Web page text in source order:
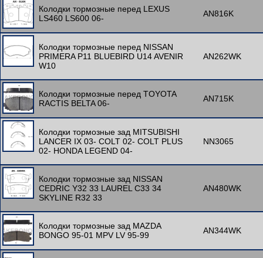
Колодки тормозные перед LEXUS
LS460 LS600 06-
AN816K
Колодки тормозные перед NISSAN
PRIMERA P11 BLUEBIRD U14 AVENIR
W10
AN262WK
Колодки тормозные перед TOYOTA
RACTIS BELTA 06-
AN715K
Колодки тормозные зад MITSUBISHI
LANCER IX 03- COLT 02- COLT PLUS
02- HONDA LEGEND 04-
NN3065
Колодки тормозные зад NISSAN
CEDRIC Y32 33 LAUREL C33 34
SKYLINE R32 33
AN480WK
Колодки тормозные зад MAZDA
BONGO 95-01 MPV LV 95-99
AN344WK